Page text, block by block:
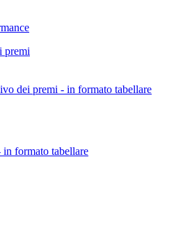
premi
dei premi - in formato tabellare
formato tabellare